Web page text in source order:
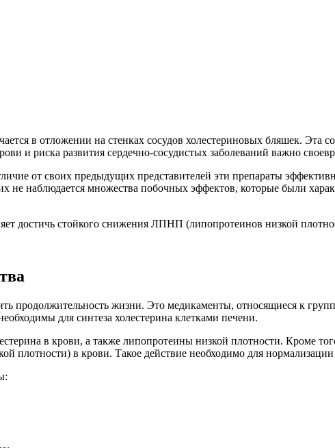
в отложении на стенках сосудов холестериновых бляшек. Эта
и риска развития сердечно-сосудистых заболеваний важно
от своих предыдущих представителей эти препараты
наблюдается множества побочных эффектов, которые были
достичь стойкого снижения ЛПНП (липопротеинов низкой
продолжительность жизни. Это медикаменты, относящиеся к
для синтеза холестерина клетками печени.
в крови, а также липопротеины низкой плотности. Кроме
в крови. Такое действие необходимо для